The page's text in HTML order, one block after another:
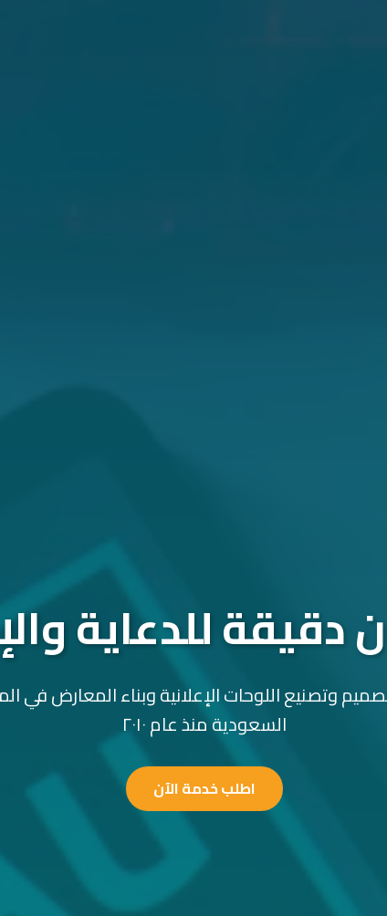
للدعاية
وتصنيع اللوحات الإعلانية وبناء المعارض في
السعودية منذ عام ٢٠١٠
اطلب خدمة الآن